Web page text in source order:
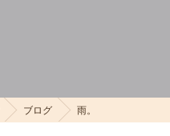
ブログ 雨。